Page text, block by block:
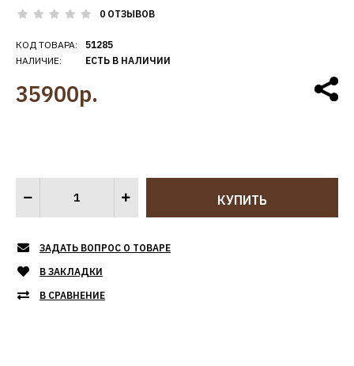
0 ОТЗЫВОВ
КОД ТОВАРА:
НАЛИЧИЕ:
51285
ЕСТЬ В НАЛИЧИИ
35900р.
ЗАДАТЬ ВОПРОС О ТОВАРЕ
В ЗАКЛАДКИ
В СРАВНЕНИЕ